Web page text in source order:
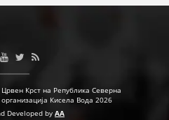
Крст на Република Северна
Кисела Вода 2026
Developed by AA